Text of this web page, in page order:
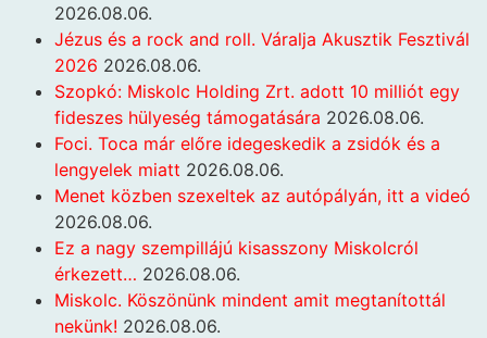
2026.08.06.
Jézus és a rock and roll. Váralja Akusztik Fesztivál
2026 2026.08.06.
Szopkó: Miskolc Holding Zrt. adott 10 milliót egy
fideszes hülyeség támogatására 2026.08.06.
Foci. Toca már előre idegeskedik a zsidók és a
lengyelek miatt 2026.08.06.
Menet közben szexeltek az autópályán, itt a videó
2026.08.06.
Ez a nagy szempillájú kisasszony Miskolcról
érkezett… 2026.08.06.
Miskolc. Köszönünk mindent amit megtanítottál
nekünk! 2026.08.06.